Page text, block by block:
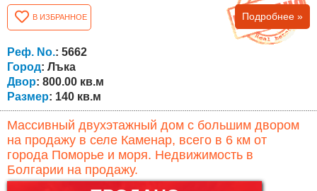
Бургасе, с быстрым доступом к аэропорту Сарафово .
Недвижимость имеет площадь 140 кв. м., отличное
местоположение и с выходом на асфальтированную
дорогу. Имеется 800 кв. м. о благороженного двора, в
котором растет много цветов, фруктовых деревьев,...
В ИЗБРАННОЕ Подробнее »
Реф. No.: 5662
Город: Лъка
Двор: 800.00 кв.м
Размер: 140 кв.м
Массивный двухэтажный дом с большим двором
на продажу в селе Каменар, всего в 6 км от
города Поморье и моря. Недвижимость в
Болгарии на продажу.